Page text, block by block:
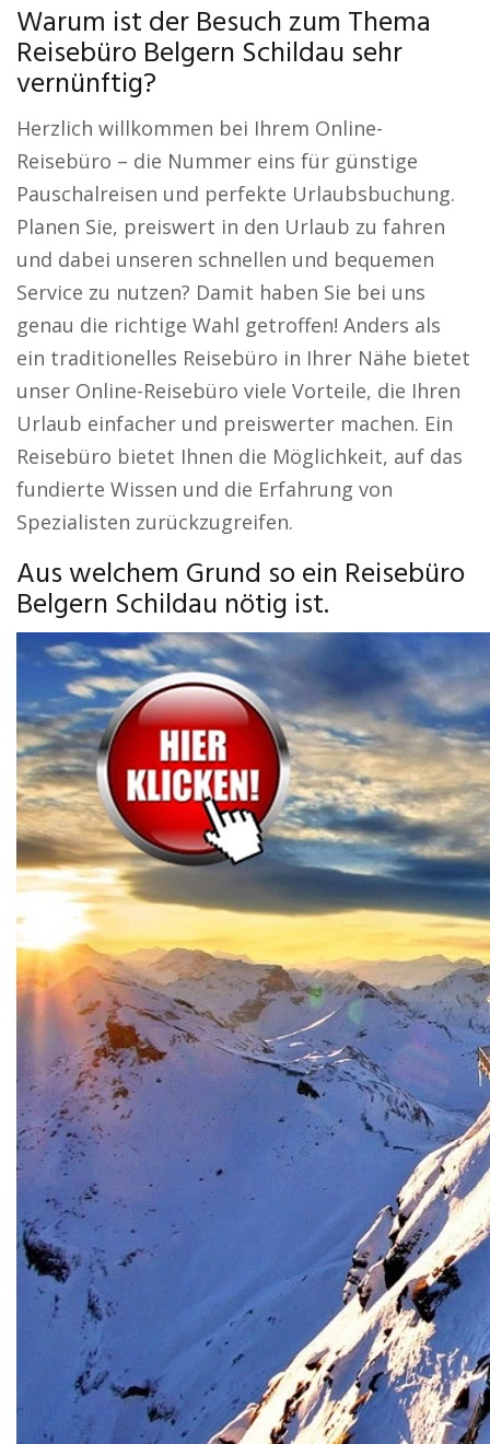
Warum ist der Besuch zum Thema
Reisebüro Belgern Schildau sehr
vernünftig?
Herzlich willkommen bei Ihrem Online-
Reisebüro – die Nummer eins für günstige
Pauschalreisen und perfekte Urlaubsbuchung.
Planen Sie, preiswert in den Urlaub zu fahren
und dabei unseren schnellen und bequemen
Service zu nutzen? Damit haben Sie bei uns
genau die richtige Wahl getroffen! Anders als
ein traditionelles Reisebüro in Ihrer Nähe bietet
unser Online-Reisebüro viele Vorteile, die Ihren
Urlaub einfacher und preiswerter machen. Ein
Reisebüro bietet Ihnen die Möglichkeit, auf das
fundierte Wissen und die Erfahrung von
Spezialisten zurückzugreifen.
Aus welchem Grund so ein Reisebüro
Belgern Schildau nötig ist.